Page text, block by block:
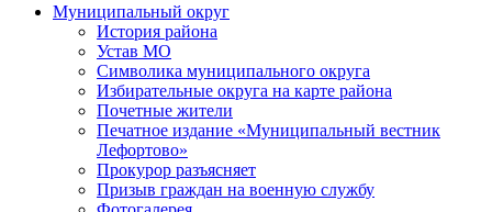
Муниципальный округ
История района
Устав МО
Символика муниципального округа
Избирательные округа на карте района
Почетные жители
Печатное издание «Муниципальный вестник
Лефортово»
Прокурор разъясняет
Призыв граждан на военную службу